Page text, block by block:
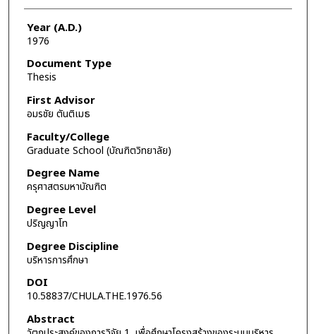
Year (A.D.)
1976
Document Type
Thesis
First Advisor
อมรชัย ตันติเมธ
Faculty/College
Graduate School (บัณฑิตวิทยาลัย)
Degree Name
ครุศาสตรมหาบัณฑิต
Degree Level
ปริญญาโท
Degree Discipline
บริหารการศึกษา
DOI
10.58837/CHULA.THE.1976.56
Abstract